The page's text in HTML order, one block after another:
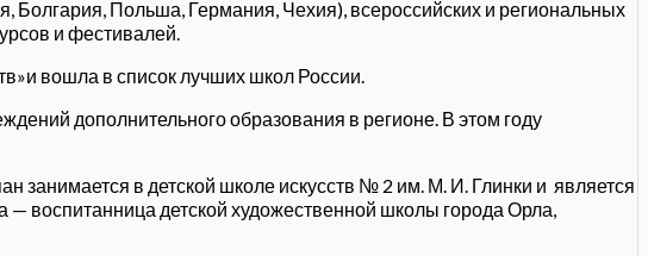
Польша, Германия, Чехия), всероссийских и региональных
и фестивалей.
вошла в список лучших школ России.
дополнительного образования в регионе. В этом году
в детской школе искусств № 2 им. М. И. Глинки и является
воспитанница детской художественной школы города Орла,